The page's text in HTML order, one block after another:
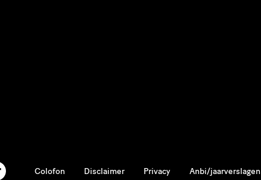
Colofon Disclaimer Privacy Anbi/jaarverslagen